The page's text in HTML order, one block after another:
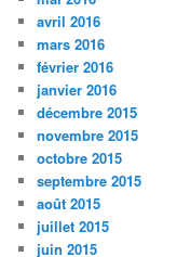
avril 2016
mars 2016
février 2016
janvier 2016
décembre 2015
novembre 2015
octobre 2015
septembre 2015
août 2015
juillet 2015
juin 2015